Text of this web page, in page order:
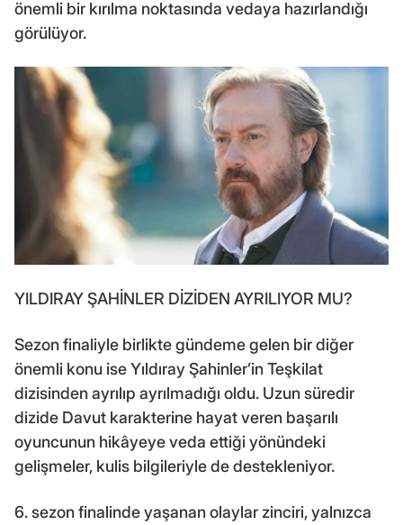
önemli bir kırılma noktasında vedaya hazırlandığı
görülüyor.
YILDIRAY ŞAHİNLER DİZİDEN AYRILIYOR MU?
Sezon finaliyle birlikte gündeme gelen bir diğer
önemli konu ise Yıldıray Şahinler’in Teşkilat
dizisinden ayrılıp ayrılmadığı oldu. Uzun süredir
dizide Davut karakterine hayat veren başarılı
oyuncunun hikâyeye veda ettiği yönündeki
gelişmeler, kulis bilgileriyle de destekleniyor.
6. sezon finalinde yaşanan olaylar zinciri, yalnızca